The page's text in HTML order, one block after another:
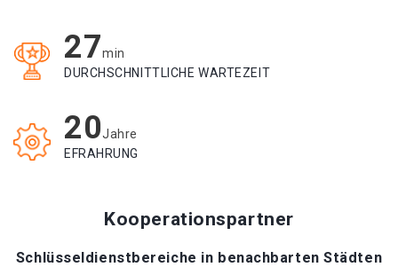
27min
DURCHSCHNITTLICHE WARTEZEIT
20Jahre
EFRAHRUNG
Kooperationspartner
Schlüsseldienstbereiche in benachbarten Städten